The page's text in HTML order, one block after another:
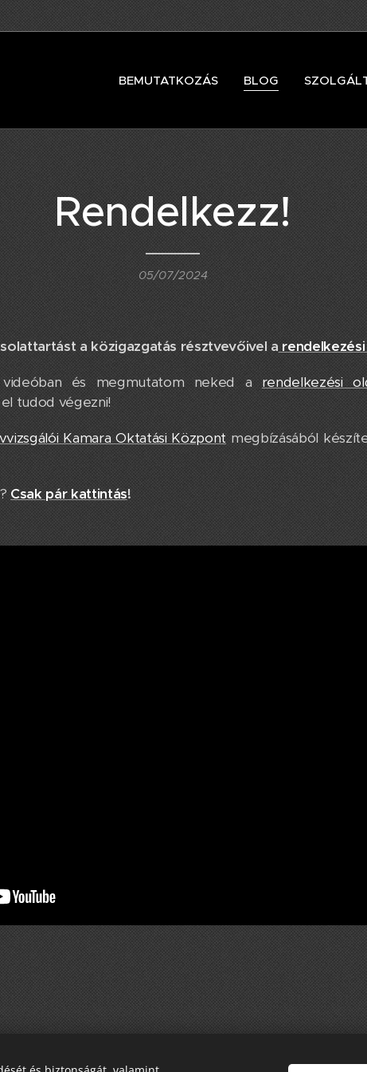
BEMUTATKOZÁS BLOG
Rendelkezz!
05/07/2024
a közigazgatás résztvevőivel a
és megmutatom neked a rendelkezési
tudod végezni!
Kamara Oktatási Központ megbízásából
Csak pár kattintás!